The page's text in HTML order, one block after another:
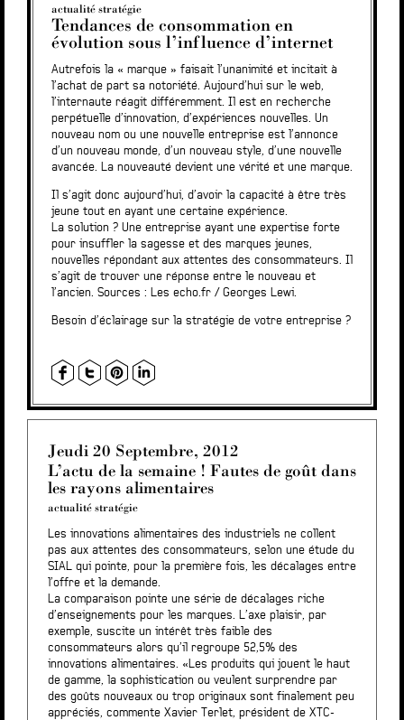
actualité stratégie
Tendances de consommation en
évolution sous l’influence d’internet
Autrefois la « marque » faisait l’unanimité et incitait à
l’achat de part sa notoriété. Aujourd’hui sur le web,
l’internaute réagit différemment. Il est en recherche
perpétuelle d’innovation, d’expériences nouvelles. Un
nouveau nom ou une nouvelle entreprise est l’annonce
d’un nouveau monde, d’un nouveau style, d’une nouvelle
avancée. La nouveauté devient une vérité et une marque.
Il s’agit donc aujourd’hui, d’avoir la capacité à être très
jeune tout en ayant une certaine expérience.
La solution ? Une entreprise ayant une expertise forte
pour insuffler la sagesse et des marques jeunes,
nouvelles répondant aux attentes des consommateurs. Il
s’agit de trouver une réponse entre le nouveau et
l’ancien. Sources : Les echo.fr / Georges Lewi.
Besoin d’éclairage sur la stratégie de votre entreprise ?
Jeudi 20 Septembre, 2012
L’actu de la semaine ! Fautes de goût dans
les rayons alimentaires
actualité stratégie
Les innovations alimentaires des industriels ne collent
pas aux attentes des consommateurs, selon une étude du
SIAL qui pointe, pour la première fois, les décalages entre
l’offre et la demande.
La comparaison pointe une série de décalages riche
d’enseignements pour les marques. L’axe plaisir, par
exemple, suscite un intérêt très faible des
consommateurs alors qu’il regroupe 52,5% des
innovations alimentaires. «Les produits qui jouent le haut
de gamme, la sophistication ou veulent surprendre par
des goûts nouveaux ou trop originaux sont finalement peu
appréciés, commente Xavier Terlet, président de XTC-